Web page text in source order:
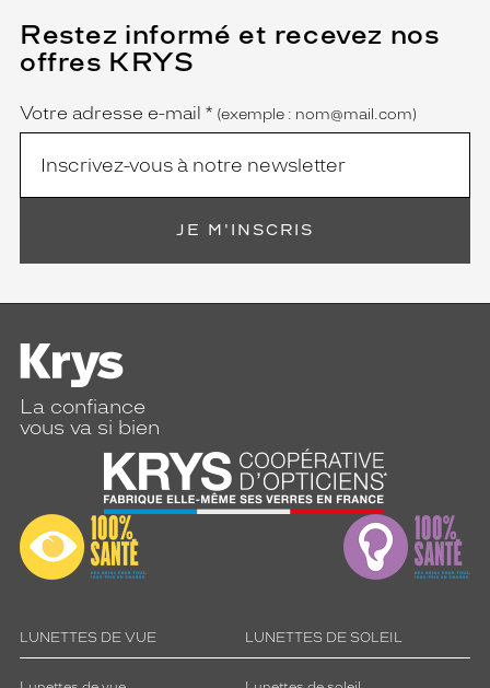
Restez informé et recevez nos
offres KRYS
Name
Votre adresse e-mail *
(Ce
champ
est
obligatoire)
(exemple : nom@mail.com)
JE M'INSCRIS
La confiance
vous va si bien
LUNETTES DE VUE LUNETTES DE SOLEIL